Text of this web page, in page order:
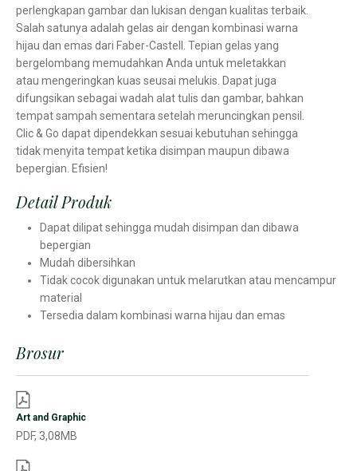
perlengkapan gambar dan lukisan dengan kualitas terbaik.
Salah satunya adalah gelas air dengan kombinasi warna
hijau dan emas dari Faber-Castell. Tepian gelas yang
bergelombang memudahkan Anda untuk meletakkan
atau mengeringkan kuas seusai melukis. Dapat juga
difungsikan sebagai wadah alat tulis dan gambar, bahkan
tempat sampah sementara setelah meruncingkan pensil.
Clic & Go dapat dipendekkan sesuai kebutuhan sehingga
tidak menyita tempat ketika disimpan maupun dibawa
bepergian. Efisien!
Detail Produk
Dapat dilipat sehingga mudah disimpan dan dibawa
bepergian
Mudah dibersihkan
Tidak cocok digunakan untuk melarutkan atau mencampur
material
Tersedia dalam kombinasi warna hijau dan emas
Brosur
Art and Graphic
PDF, 3,08MB